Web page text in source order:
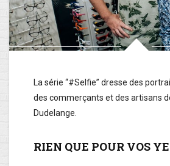
La série “#Selfie” dresse des
des commerçants et des artisans
Dudelange.
RIEN QUE POUR VOS